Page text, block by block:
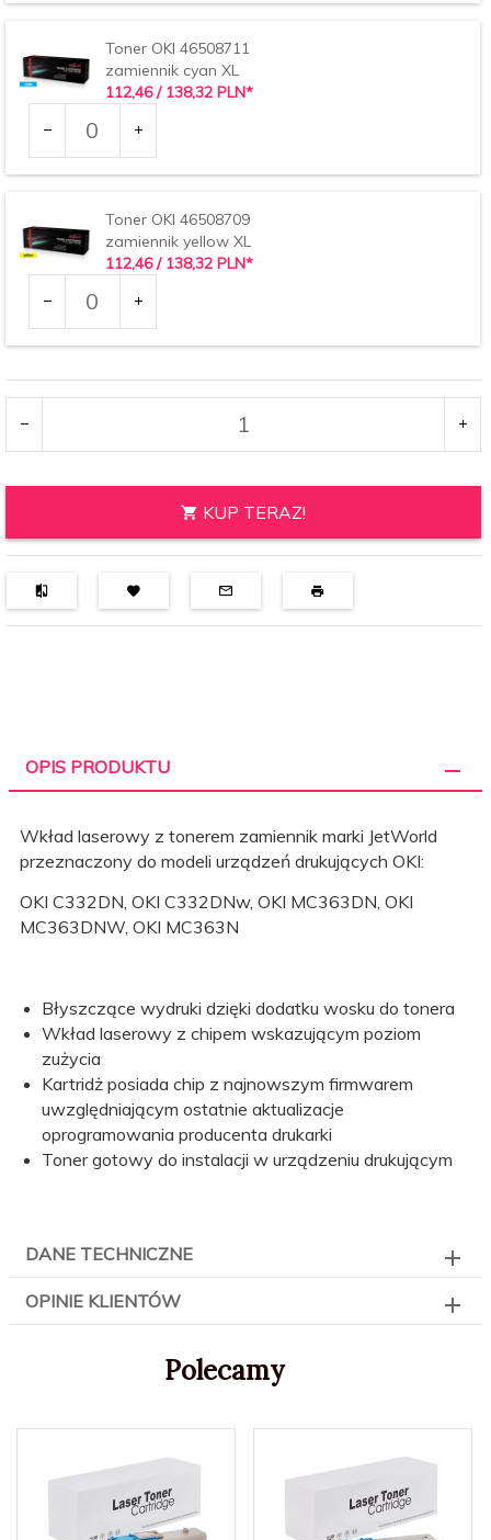
34114
Toner OKI 46508711
zamiennik cyan XL
112,46 / 138,32 PLN*
dla
produktu
34115
Toner OKI 46508709
zamiennik yellow XL
112,46 / 138,32 PLN*
dla
produktu
34117
KUP TERAZ!
OPIS PRODUKTU
Wkład laserowy z tonerem zamiennik marki JetWorld
przeznaczony do modeli urządzeń drukujących OKI:
OKI C332DN, OKI C332DNw, OKI MC363DN, OKI
MC363DNW, OKI MC363N
Błyszczące wydruki dzięki dodatku wosku do tonera
Wkład laserowy z chipem wskazującym poziom
zużycia
Kartridż posiada chip z najnowszym firmwarem
uwzględniającym ostatnie aktualizacje
oprogramowania producenta drukarki
Toner gotowy do instalacji w urządzeniu drukującym
DANE TECHNICZNE
OPINIE KLIENTÓW
Polecamy